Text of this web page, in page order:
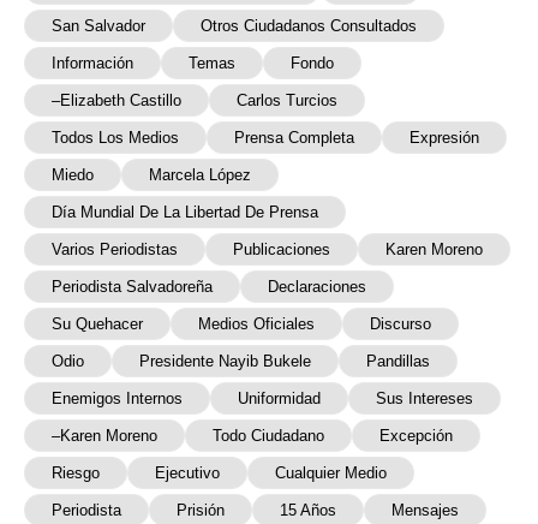
San Salvador Otros Ciudadanos Consultados
Información Temas Fondo
–Elizabeth Castillo Carlos Turcios
Todos Los Medios Prensa Completa Expresión
Miedo Marcela López
Día Mundial De La Libertad De Prensa
Varios Periodistas Publicaciones Karen Moreno
Periodista Salvadoreña Declaraciones
Su Quehacer Medios Oficiales Discurso
Odio Presidente Nayib Bukele Pandillas
Enemigos Internos Uniformidad Sus Intereses
–Karen Moreno Todo Ciudadano Excepción
Riesgo Ejecutivo Cualquier Medio
Periodista Prisión 15 Años Mensajes